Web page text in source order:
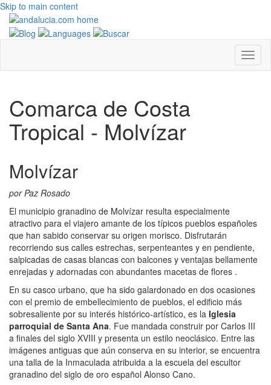
Skip to main content
Comarca de Costa
Tropical - Molvízar
Molvízar
por Paz Rosado
El municipio granadino de Molvízar resulta especialmente
atractivo para el viajero amante de los típicos pueblos españoles
que han sabido conservar su origen morisco. Disfrutarán
recorriendo sus calles estrechas, serpenteantes y en pendiente,
salpicadas de casas blancas con balcones y ventajas bellamente
enrejadas y adornadas con abundantes macetas de flores .
En su casco urbano, que ha sido galardonado en dos ocasiones
con el premio de embellecimiento de pueblos, el edificio más
sobresaliente por su interés histórico-artístico, es la Iglesia
parroquial de Santa Ana. Fue mandada construir por Carlos III
a finales del siglo XVIII y presenta un estilo neoclásico. Entre las
imágenes antiguas que aún conserva en su interior, se encuentra
una talla de la Inmaculada atribuida a la escuela del escultor
granadino del siglo de oro español Alonso Cano.